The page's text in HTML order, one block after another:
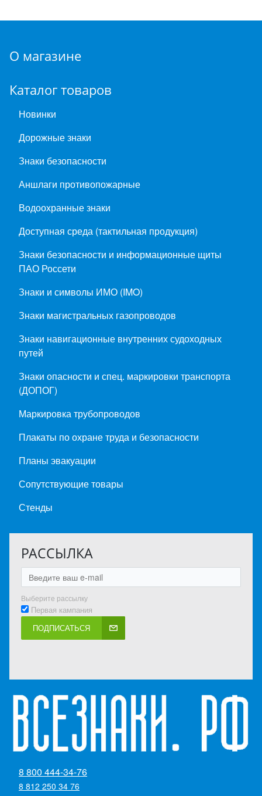
О магазине
Каталог товаров
Новинки
Дорожные знаки
Знаки безопасности
Аншлаги противопожарные
Водоохранные знаки
Доступная среда (тактильная продукция)
Знаки безопасности и информационные щиты
ПАО Россети
Знаки и символы ИМО (IMO)
Знаки магистральных газопроводов
Знаки навигационные внутренних судоходных
путей
Знаки опасности и спец. маркировки транспорта
(ДОПОГ)
Маркировка трубопроводов
Плакаты по охране труда и безопасности
Планы эвакуации
Сопутствующие товары
Стенды
РАССЫЛКА
Выберите рассылку
Первая кампания
ПОДПИСАТЬСЯ
8 800 444-34-76
8 812 250 34 76